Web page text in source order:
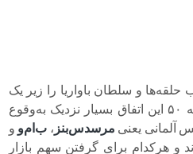
و سلطان باواریا را زیر یک
سقف تصور کنید. در اواخر دهه ۵۰ این اتفاق بسیار نزدیک به‌وقوع
آلمانی یعنی مرسدس‌بنز ، ب‌ام‌و و
و هرکدام برای گرفتن سهم بازار